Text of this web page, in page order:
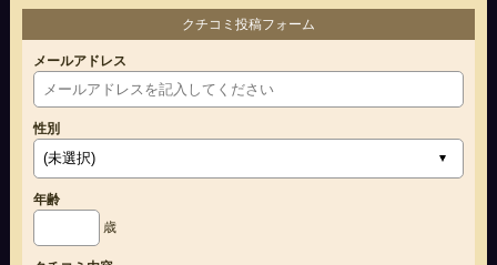
クチコミ投稿フォーム
メールアドレス
性別
年齢
歳